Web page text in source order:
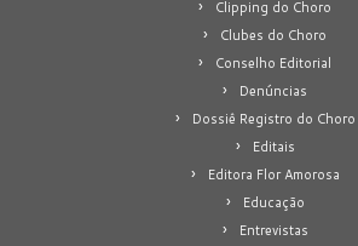
Clipping do Choro
Clubes do Choro
Conselho Editorial
Denúncias
Dossiê Registro do Choro
Editais
Editora Flor Amorosa
Educação
Entrevistas